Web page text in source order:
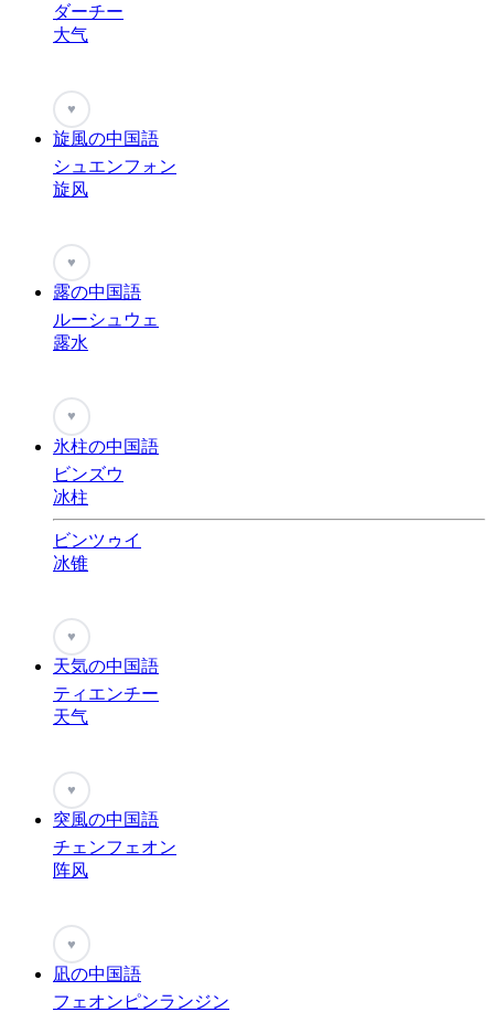
ダーチー
大气
♥
旋風の中国語
シュエンフォン
旋风
♥
露の中国語
ルーシュウェ
露水
♥
氷柱の中国語
ビンズウ
冰柱
ビンツゥイ
冰锥
♥
天気の中国語
ティエンチー
天气
♥
突風の中国語
チェンフェオン
阵风
♥
凪の中国語
フェオンピンランジン